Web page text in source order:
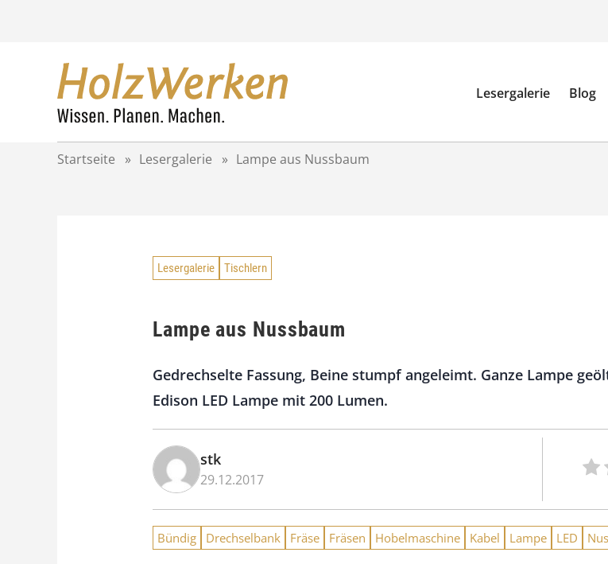
Lesergalerie Blog
Startseite » Lesergalerie » Lampe aus Nussbaum
Lesergalerie Tischlern
Lampe aus Nussbaum
Gedrechselte Fassung, Beine stumpf angeleimt. Ganze Lampe
Edison LED Lampe mit 200 Lumen.
stk
29.12.2017
Bündig Drechselbank Fräse Fräsen Hobelmaschine Kabel Lampe LED